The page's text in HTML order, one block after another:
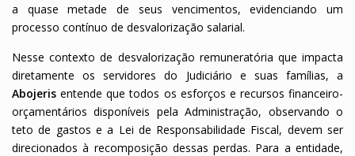
a quase metade de seus vencimentos, evidenciando um
processo contínuo de desvalorização salarial.
Nesse contexto de desvalorização remuneratória que impacta
diretamente os servidores do Judiciário e suas famílias, a
Abojerisentende que todos os esforços e recursos financeiro-
orçamentários disponíveis pela Administração, observando o
teto de gastos e a Lei de Responsabilidade Fiscal, devem ser
direcionados à recomposição dessas perdas. Para a entidade,